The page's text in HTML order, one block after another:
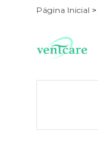
Página Inicial >